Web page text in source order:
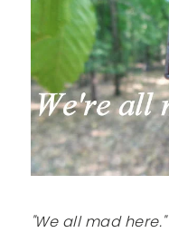
"We all mad here."